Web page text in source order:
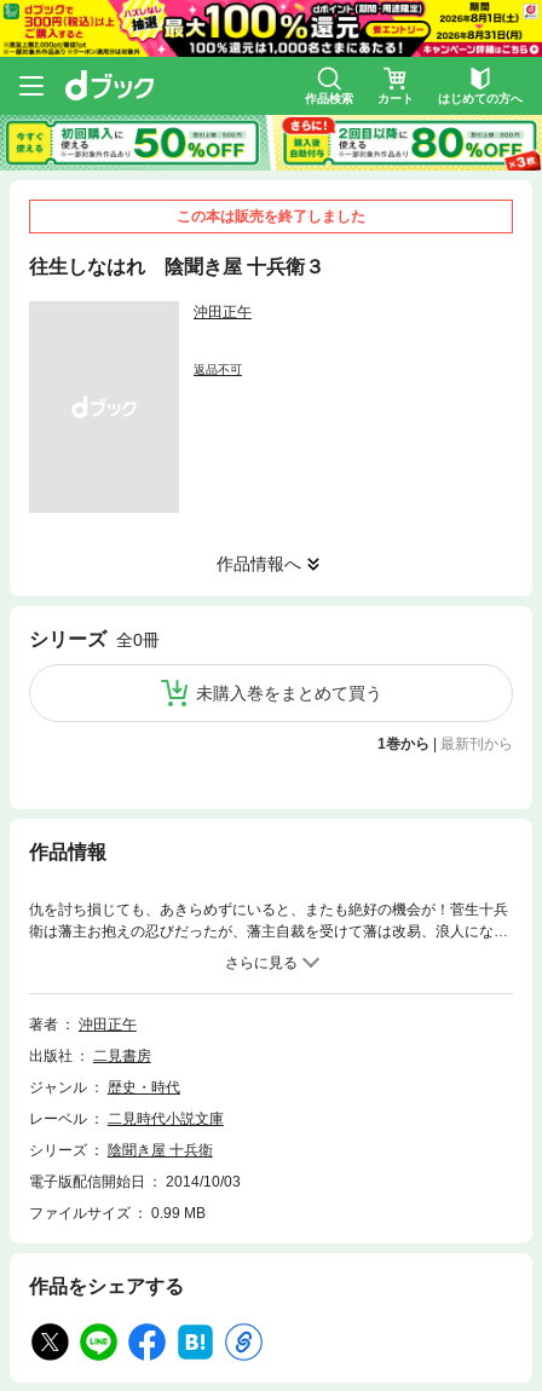
作品検索 カート はじめての方へ
この本は販売を終了しました
往生しなはれ 陰聞き屋 十兵衛３
沖田正午
返品不可
作品情報へ
シリーズ 全0冊
未購入巻をまとめて買う
1巻から 最新刊から
作品情報
仇を討ち損じても、あきらめずにいると、またも絶好の機会が！菅生十兵
衛は藩主お抱えの忍びだったが、藩主自裁を受けて藩は改易、浪人になっ
た。藩主を切腹に追い込んだ敵を討つべく江戸に出て、悩み相談を請け負
う「陰聞き屋」なる隠れ蓑のもと、手下とともにその機会を狙っていた
が、討ち損じてしまう。この次はと手ぐすね引くうちに、またとない機会
が訪れ、十兵衛渾身の仕掛けと根回しに、ついに悲願の仇討ちの日がきた
３弾
著者
沖田正午
出版社
二見書房
ジャンル
歴史・時代
レーベル
二見時代小説文庫
シリーズ
陰聞き屋 十兵衛
電子版配信開始日
2014/10/03
ファイルサイズ
0.99 MB
作品をシェアする